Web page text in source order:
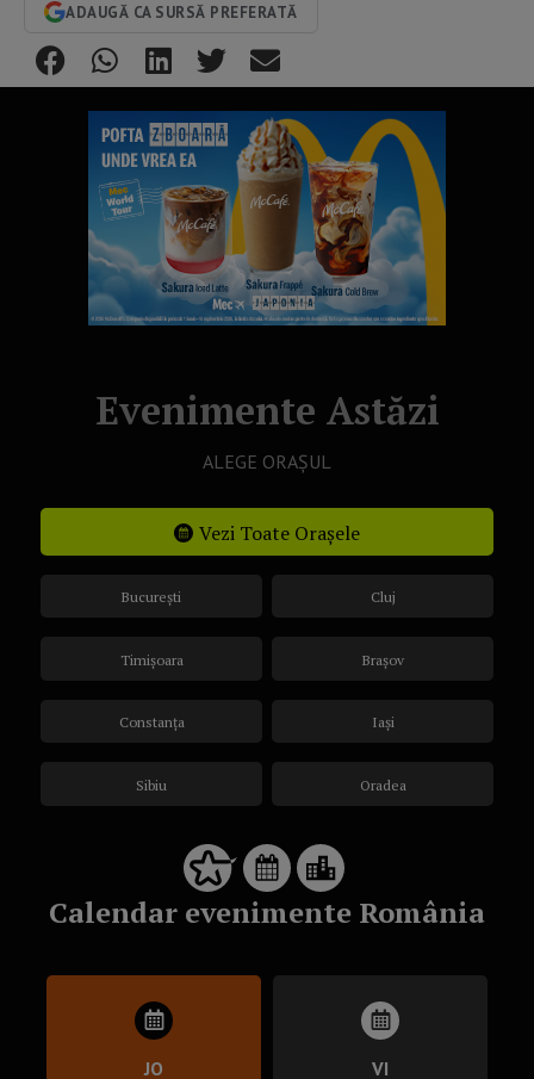
ADAUGĂ CA SURSĂ PREFERATĂ
Evenimente Astăzi
ALEGE ORAȘUL
Vezi Toate Orașele
București
Timișoara
Constanța
Sibiu
Cluj
Brașov
Iași
Oradea
Calendar evenimente România
JO VI